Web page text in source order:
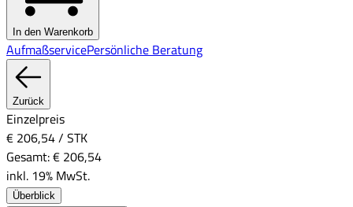
In den Warenkorb
AufmaßservicePersönliche Beratung
Zurück
Einzelpreis
€ 206,54/ STK
Gesamt:€ 206,54
inkl. 19% MwSt.
Überblick